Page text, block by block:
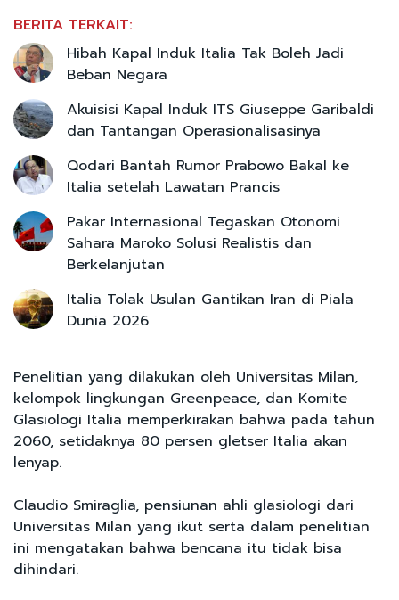
BERITA TERKAIT:
Hibah Kapal Induk Italia Tak Boleh Jadi
Beban Negara
Akuisisi Kapal Induk ITS Giuseppe Garibaldi
dan Tantangan Operasionalisasinya
Qodari Bantah Rumor Prabowo Bakal ke
Italia setelah Lawatan Prancis
Pakar Internasional Tegaskan Otonomi
Sahara Maroko Solusi Realistis dan
Berkelanjutan
Italia Tolak Usulan Gantikan Iran di Piala
Dunia 2026
Penelitian yang dilakukan oleh Universitas Milan,
kelompok lingkungan Greenpeace, dan Komite
Glasiologi Italia memperkirakan bahwa pada tahun
2060, setidaknya 80 persen gletser Italia akan
lenyap.
Claudio Smiraglia, pensiunan ahli glasiologi dari
Universitas Milan yang ikut serta dalam penelitian
ini mengatakan bahwa bencana itu tidak bisa
dihindari.